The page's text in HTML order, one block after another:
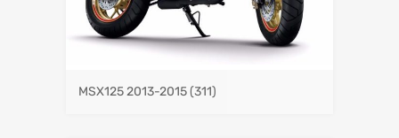
MSX125 2013-2015(311)